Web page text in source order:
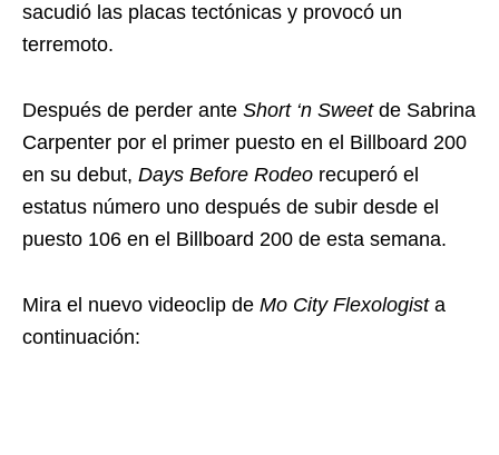
sacudió las placas tectónicas y provocó un
terremoto.
Después de perder ante Short ‘n Sweetde Sabrina
Carpenter por el primer puesto en el Billboard 200
en su debut, Days Before Rodeo recuperó el
estatus número uno después de subir desde el
puesto 106 en el Billboard 200 de esta semana.
Mira el nuevo videoclip de Mo City Flexologista
continuación: